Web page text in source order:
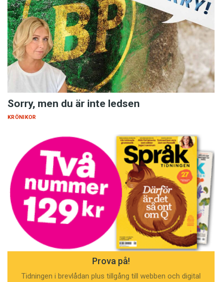
Sorry, men du är inte ledsen
KRÖNIKOR
Prova på!
Tidningen i brevlådan plus tillgång till webben och digital